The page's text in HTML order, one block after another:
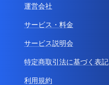
運営会社
サービス・料金
サービス説明会
特定商取引法に基づく表記
利用規約